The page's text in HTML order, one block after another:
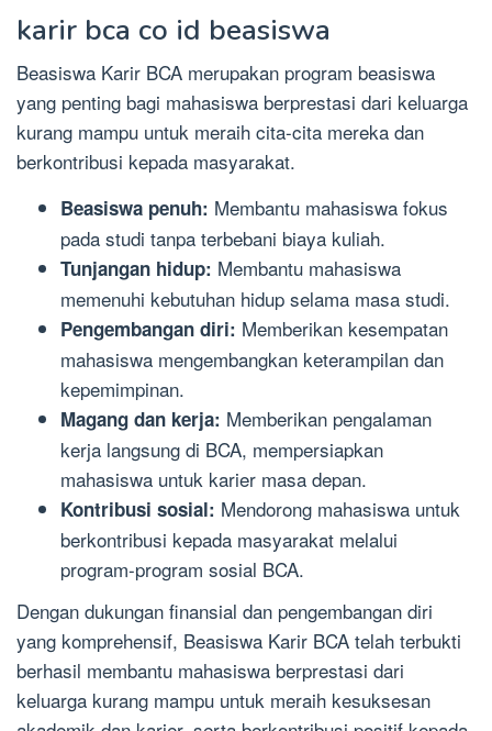
karir bca co id beasiswa
Beasiswa Karir BCA merupakan program beasiswa
yang penting bagi mahasiswa berprestasi dari keluarga
kurang mampu untuk meraih cita-cita mereka dan
berkontribusi kepada masyarakat.
Beasiswa penuh: Membantu mahasiswa fokus
pada studi tanpa terbebani biaya kuliah.
Tunjangan hidup: Membantu mahasiswa
memenuhi kebutuhan hidup selama masa studi.
Pengembangan diri: Memberikan kesempatan
mahasiswa mengembangkan keterampilan dan
kepemimpinan.
Magang dan kerja: Memberikan pengalaman
kerja langsung di BCA, mempersiapkan
mahasiswa untuk karier masa depan.
Kontribusi sosial: Mendorong mahasiswa untuk
berkontribusi kepada masyarakat melalui
program-program sosial BCA.
Dengan dukungan finansial dan pengembangan diri
yang komprehensif, Beasiswa Karir BCA telah terbukti
berhasil membantu mahasiswa berprestasi dari
keluarga kurang mampu untuk meraih kesuksesan